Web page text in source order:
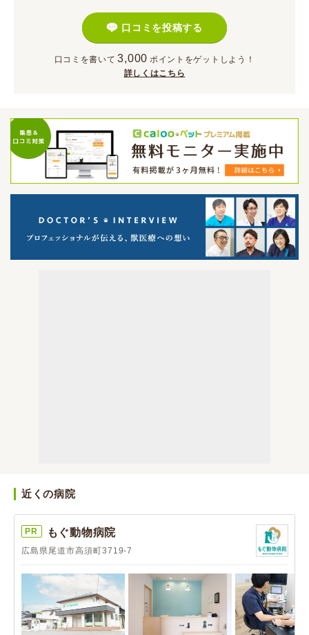
口コミを投稿する
口コミを書いて 3,000 ポイント をゲットしよう！
詳しくはこちら
近くの病院
PR もぐ動物病院
広島県尾道市高須町3719-7